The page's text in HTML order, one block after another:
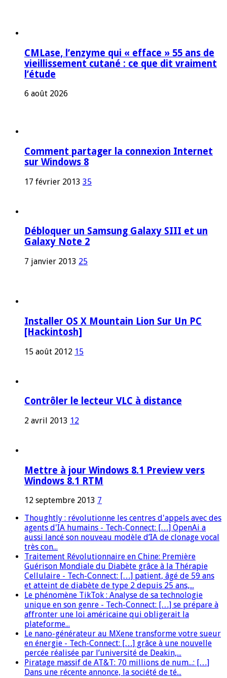
CMLase, l’enzyme qui « efface » 55 ans de
vieillissement cutané : ce que dit vraiment
l’étude
6 août 2026
Comment partager la connexion Internet
sur Windows 8
17 février 2013 35
Débloquer un Samsung Galaxy SIII et un
Galaxy Note 2
7 janvier 2013 25
Installer OS X Mountain Lion Sur Un PC
[Hackintosh]
15 août 2012 15
Contrôler le lecteur VLC à distance
2 avril 2013 12
Mettre à jour Windows 8.1 Preview vers
Windows 8.1 RTM
12 septembre 2013 7
Thoughtly : révolutionne les centres d'appels avec des
agents d'IA humains - Tech-Connect: […] OpenAi a
aussi lancé son nouveau modèle d’IA de clonage vocal
très con...
Traitement Révolutionnaire en Chine: Première
Guérison Mondiale du Diabète grâce à la Thérapie
Cellulaire - Tech-Connect: […] patient, âgé de 59 ans
et atteint de diabète de type 2 depuis 25 ans,...
Le phénomène TikTok : Analyse de sa technologie
unique en son genre - Tech-Connect: […] se prépare à
affronter une loi américaine qui obligerait la
plateforme...
Le nano-générateur au MXene transforme votre sueur
en énergie - Tech-Connect: […] grâce à une nouvelle
percée réalisée par l’université de Deakin,...
Piratage massif de AT&T: 70 millions de num...: […]
Dans une récente annonce, la société de té...